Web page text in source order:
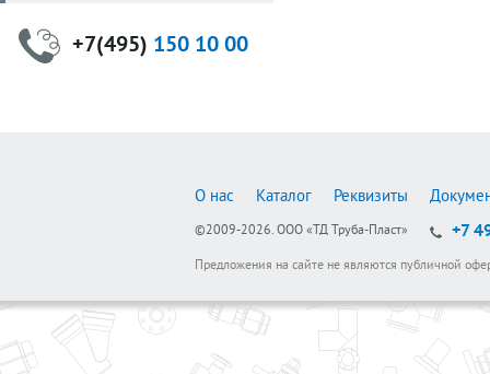
+7(495) 150 10 00
О нас Каталог Реквизиты
©2009-2026. ООО «ТД Труба-Пласт» +7
Предложения на сайте не являются публичной